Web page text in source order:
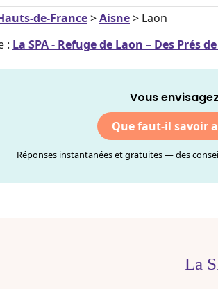
de-France>Aisne> Laon
: La SPA - Refuge de Laon – Des Prés
Vous
Que faut-il savoir
Réponses instantanées et gratuites — des
La